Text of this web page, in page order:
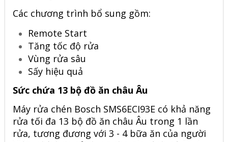
Các chương trình bổ sung gồm:
Remote Start
Tăng tốc độ rửa
Vùng rửa sâu
Sấy hiệu quả
Sức chứa 13 bộ đồ ăn châu Âu
Máy rửa chén Bosch SMS6ECI93E có khả năng
rửa tối đa 13 bộ đồ ăn châu Âu trong 1 lần
rửa, tương đương với 3 - 4 bữa ăn của người